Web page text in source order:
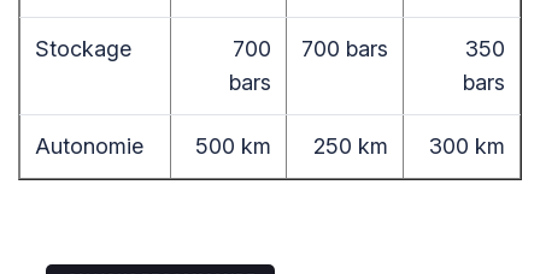
Stockage
700
bars
700 bars
350
bars
Autonomie 500 km 250 km 300 km